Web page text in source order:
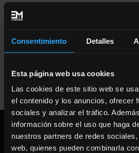
Consentimiento Detalles
Esta página web usa cookies
Las cookies de este sitio web se
el contenido y los anuncios, ofrecer
sociales y analizar el tráfico.
información sobre el uso que haga
nuestros partners de redes
web, quienes pueden combinarla
PERFIL
DIRECCIÓN